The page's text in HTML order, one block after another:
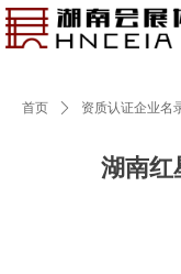
首页 ꄲ 资质认证企业名
湖南红